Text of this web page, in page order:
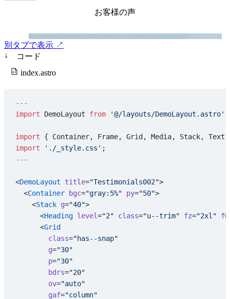
別タブで表示 ↗
↓
コード
index.astro
---
import DemoLayout from '@/layouts/DemoLayout.astro'
import { Container, Frame, Grid, Media, Stack,
import './_style.css' ;
---
<DemoLayout title="Testimonials002">
  <
Container bgc="gray:5%" py="50">
    <
Stack g="40">
      <
Heading level="2" class="u--trim" fz="2xl" fw
      <
Grid
        class
="has--snap"
        g
="30"
        p
="30"
        bdrs
="20"
        ov
="auto"
        gaf
="column"